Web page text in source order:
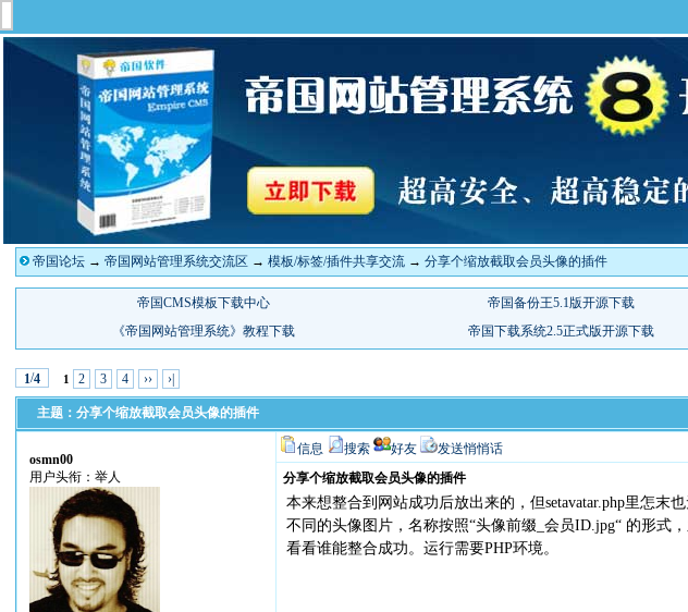
帝国论坛→ 帝国网站管理系统交流区 → 模板/标签/插件共享交流→ 分享个缩放截取会员头像的插件
1/4 1 2 3 4 ›› ›|
主题：分享个缩放截取会员头像的插件
osmn00
用户头衔：举人
信息 搜索 好友 发送悄悄话
分享个缩放截取会员头像的插件
本来想整合到网站成功后放出来的，但setavatar.php里怎
不同的头像图片，名称按照“头像前缀_会员ID.jpg“ 的形式
看看谁能整合成功。运行需要PHP环境。